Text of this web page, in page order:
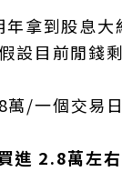
拿到股息
設目前閒錢
/一個交易日
進 2.8萬左